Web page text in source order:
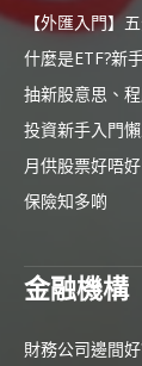
【外匯入門】
什麼是ETF?新
抽新股意思、
投資新手入門
月供股票好唔好
保險知多啲
金融機構
財務公司邊間